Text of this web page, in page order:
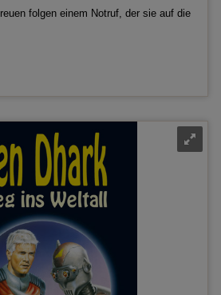
folgen einem Notruf, der sie auf die